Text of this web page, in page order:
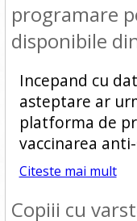
programare
disponibile
Incepand cu
asteptare ar
platforma de
vaccinarea anti-
Citeste mai mult
Copiii cu